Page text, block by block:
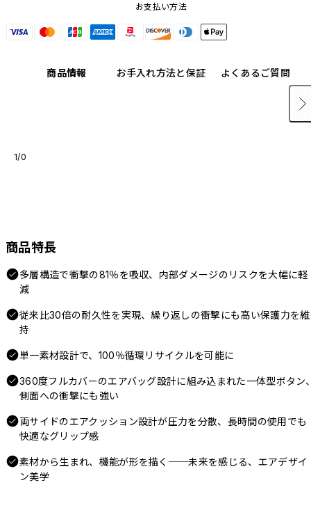
お支払い方法
商品情報 お手入れ方法と保証 よくあるご質問
1/0
商品特長
多層構造で衝撃の81％を吸収、内部ダメージのリスクを大幅に軽
減
従来比30倍の耐久性を実現、繰り返しの衝撃にも高い保護力を維
持
単一素材設計で、100％循環リサイクルを可能に
360度フルカバーのエアバッグ設計に組み込まれた一体型ボタン
側面への衝撃にも強い
両サイドのエアクッション設計が圧力を分散、長時間の使用でも
快適なグリップ感
素材から生まれ、機能が形を描く──未来を感じる、エアデザイ
ン美学